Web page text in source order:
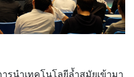
รนำเทคโนโลยีล้ำสมัยเข้ามา